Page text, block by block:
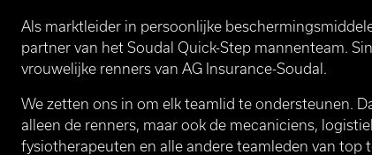
Als marktleider in persoonlijke
partner van het Soudal Quick-Step mannenteam.
vrouwelijke renners van AG Insurance-Soudal.
We zetten ons in om elk teamlid te ondersteunen.
alleen de renners, maar ook de mecaniciens,
fysiotherapeuten en alle andere teamleden van top